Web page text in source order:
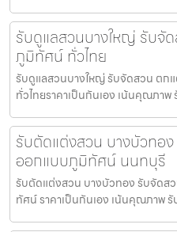
รับดูแลสวนบางใหญ่ รับจั
ภูมิทัศน์ ทั่วไทย
รับดูแลสวนบางใหญ่ รับจัดสวน ต
ทั่วไทยราคาเป็นกันเอง เน้นคุณภา
รับตัดแต่งสวน บางบัวทอ
ออกแบบภูมิทัศน์ นนทบุรี
รับตัดแต่งสวน บางบัวทอง รับจัด
ทัศน์ ราคาเป็นกันเอง เน้นคุณภาพ